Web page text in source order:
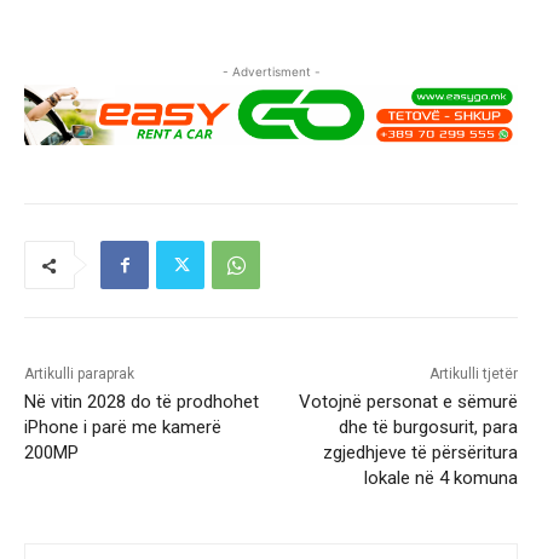
- Advertisment -
Artikulli paraprak
Në vitin 2028 do të prodhohet
iPhone i parë me kamerë
200MP
Artikulli tjetër
Votojnë personat e sëmurë
dhe të burgosurit, para
zgjedhjeve të përsëritura
lokale në 4 komuna